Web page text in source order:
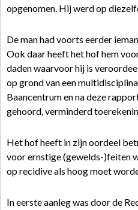
opgenomen. Hij werd op
De man had voorts eerder
Ook daar heeft het hof hem
daden waarvoor hij is
op grond van een
Baancentrum en na deze
gehoord, verminderd
Het hof heeft in zijn oordeel
voor ernstige (gewelds-)feiten
op recidive als hoog moet
In eerste aanleg was door de